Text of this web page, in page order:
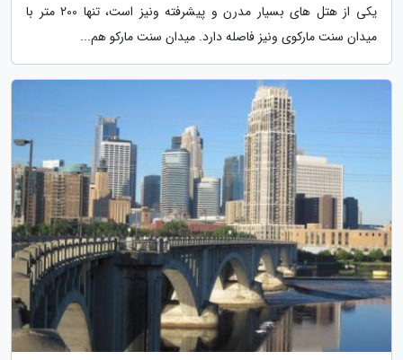
یکی از هتل های بسیار مدرن و پیشرفته ونیز است، تنها 200 متر با
میدان سنت مارکوی ونیز فاصله دارد. میدان سنت مارکو هم...